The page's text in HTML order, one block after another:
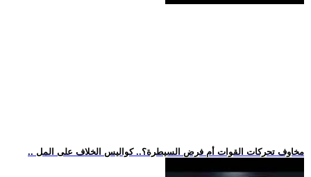
.. مخاوف تحركات القوات أم فرض السيطرة؟.. كواليس الخلاف على المل